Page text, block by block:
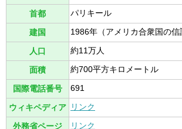
首都 パリキール
建国 1986年（アメリカ合衆国の信
人口 約11万人
面積 約700平方キロメートル
国際電話番号 691
ウィキペディア リンク
外務省ページ リンク